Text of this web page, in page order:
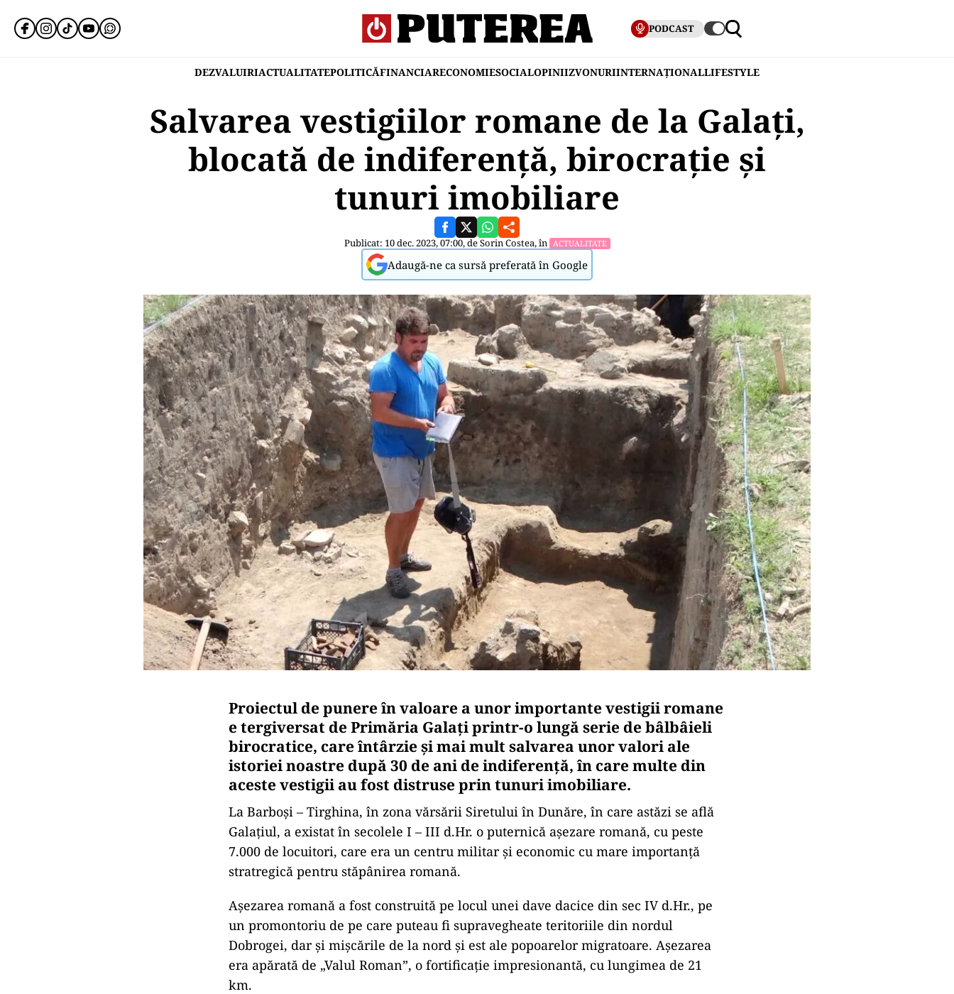
PODCAST
DEZVALUIRIACTUALITATEPOLITICĂFINANCIARECONOMIESOCIALOPINIIZVONURIINTERNAȚIONALLIFESTYLE
Salvarea vestigiilor romane de la Galați,
blocată de indiferență, birocrație și
tunuri imobiliare
Publicat: 10 dec. 2023, 07:00, deSorin Costea, în ACTUALITATE
Adaugă-ne ca sursă preferată în Google
Proiectul de punere în valoare a unor importante vestigii romane
e tergiversat de Primăria Galați printr-o lungă serie de bâlbâieli
birocratice, care întârzie și mai mult salvarea unor valori ale
istoriei noastre după 30 de ani de indiferență, în care multe din
aceste vestigii au fost distruse prin tunuri imobiliare.
La Barboși – Tirghina, în zona vărsării Siretului în Dunăre, în care astăzi se află
Galațiul, a existat în secolele I – III d.Hr. o puternică așezare romană, cu peste
7.000 de locuitori, care era un centru militar și economic cu mare importanță
stratregică pentru stăpânirea romană.
Așezarea romană a fost construită pe locul unei dave dacice din sec IV d.Hr., pe
un promontoriu de pe care puteau fi supravegheate teritoriile din nordul
Dobrogei, dar și mișcările de la nord și est ale popoarelor migratoare. Așezarea
era apărată de „Valul Roman”, o fortificație impresionantă, cu lungimea de 21
km.